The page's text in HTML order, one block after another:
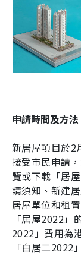
申請時間及方法
新居屋項目於2
接受市民申請
覽或下載「居
請須知、新建
居屋單位和租
「居屋2022」
2022」費用為
「白居二2022